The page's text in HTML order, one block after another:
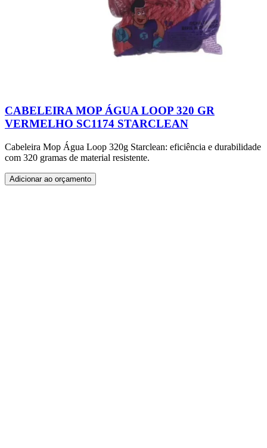
CABELEIRA MOP ÁGUA LOOP 320 GR
VERMELHO SC1174 STARCLEAN
Cabeleira Mop Água Loop 320g Starclean: eficiência e durabilidade
com 320 gramas de material resistente.
Adicionar ao orçamento